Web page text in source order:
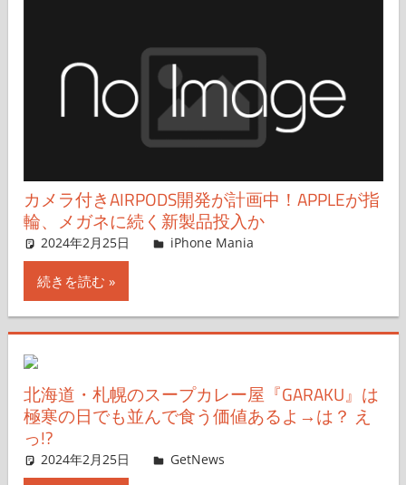
カメラ付きAIRPODS開発が計画中！APPLEが指
輪、メガネに続く新製品投入か
2024年2月25日 hato
iPhone Mania
続きを読む
北海道・札幌のスープカレー屋『GARAKU』は
極寒の日でも並んで食う価値あるよ→は？ え
っ!?
2024年2月25日 GetNews